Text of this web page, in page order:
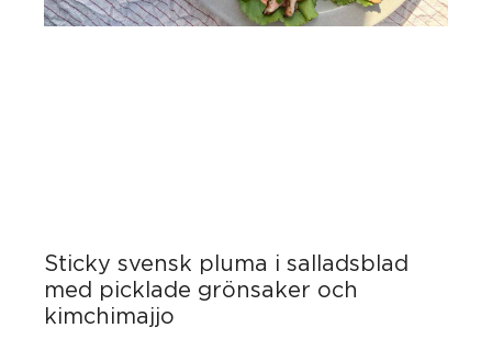
Sticky svensk pluma i salladsblad
med picklade grönsaker och
kimchimajjo